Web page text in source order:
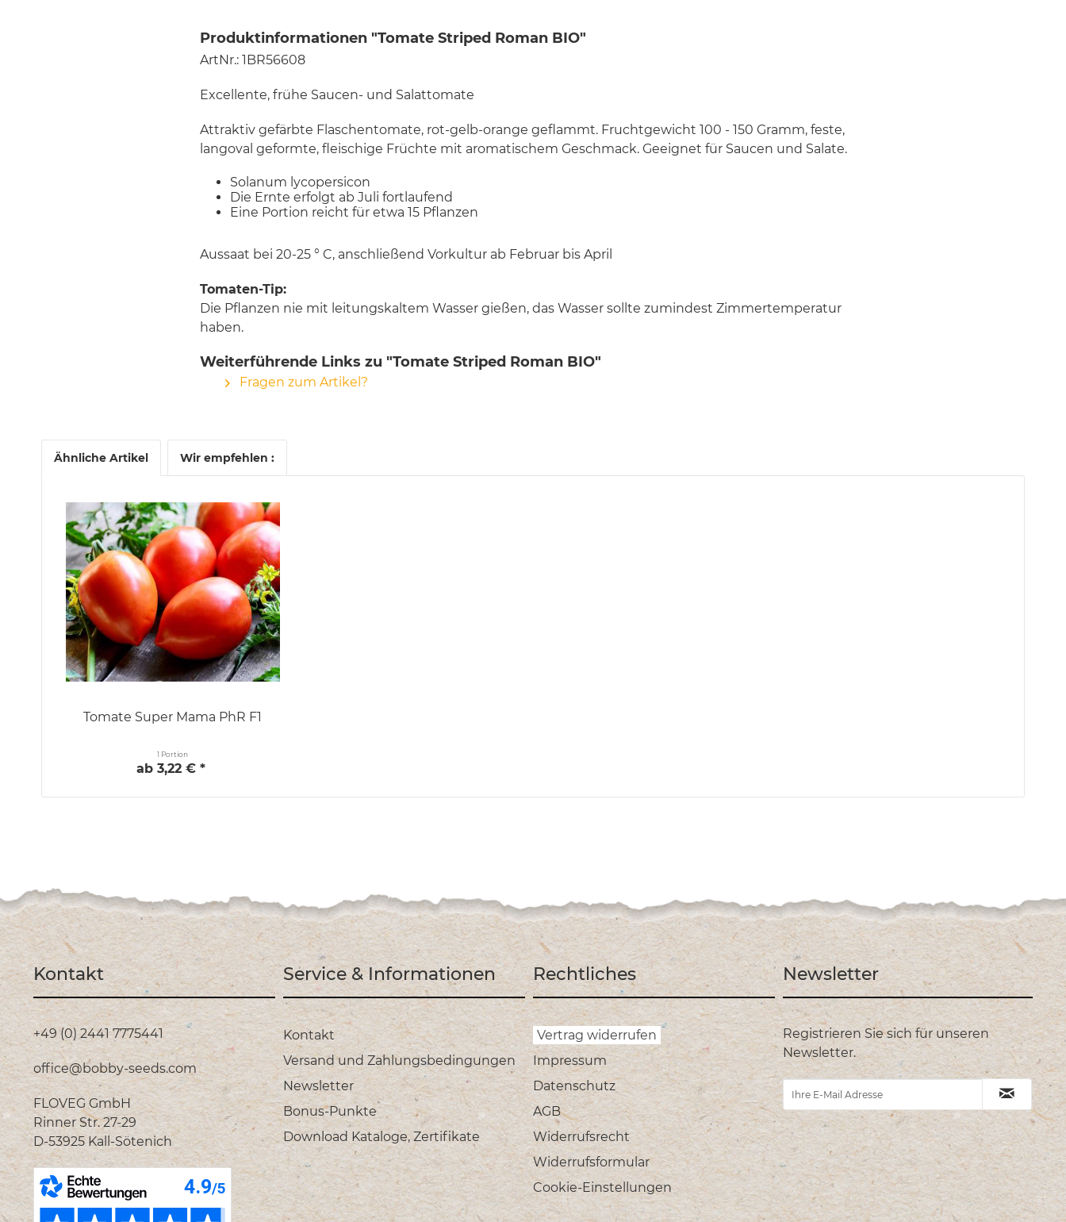
Produktinformationen "Tomate Striped Roman BIO"
ArtNr.: 1BR56608
Excellente, frühe Saucen- und Salattomate
Attraktiv gefärbte Flaschentomate, rot-gelb-orange geflammt. Fruchtgewicht 100 - 150 Gramm, feste,
langoval geformte, fleischige Früchte mit aromatischem Geschmack. Geeignet für Saucen und Salate.
Solanum lycopersicon
Die Ernte erfolgt ab Juli fortlaufend
Eine Portion reicht für etwa 15 Pflanzen
Aussaat bei 20-25 ° C, anschließend Vorkultur ab Februar bis April
Tomaten-Tip:
Die Pflanzen nie mit leitungskaltem Wasser gießen, das Wasser sollte zumindest Zimmertemperatur
haben.
Weiterführende Links zu "Tomate Striped Roman BIO"
Fragen zum Artikel?
Ähnliche Artikel Wir empfehlen :
Tomate Super Mama PhR F1
1 Portion
ab 3,22 € *
Kontakt
+49 (0) 2441 7775441
office@bobby-seeds.com
FLOVEG GmbH
Rinner Str. 27-29
D-53925 Kall-Sötenich
Service & Informationen
Kontakt
Versand und Zahlungsbedingungen
Newsletter
Bonus-Punkte
Download Kataloge, Zertifikate
Rechtliches
Vertrag widerrufen
Impressum
Datenschutz
AGB
Widerrufsrecht
Widerrufsformular
Cookie-Einstellungen
Newsletter
Registrieren Sie sich für unseren
Newsletter.